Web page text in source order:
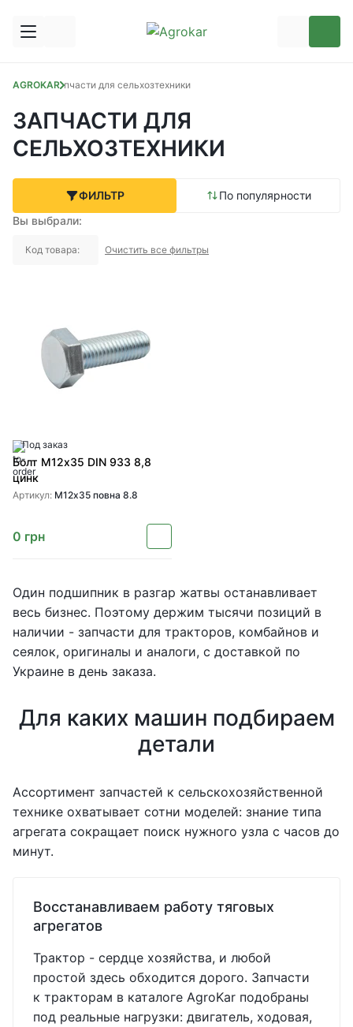
AGROKARЗапчасти для сельхозтехники
ЗАПЧАСТИ ДЛЯ
СЕЛЬХОЗТЕХНИКИ
ФИЛЬТР
По популярности
Вы выбрали:
Код товара: Очистить все фильтры
Под заказ
Болт М12х35 DIN 933 8,8
цинк
Артикул: М12х35 повна 8.8
0 грн
Один подшипник в разгар жатвы останавливает
весь бизнес. Поэтому держим тысячи позиций в
наличии - запчасти для тракторов, комбайнов и
сеялок, оригиналы и аналоги, с доставкой по
Украине в день заказа.
Для каких машин подбираем
детали
Ассортимент запчастей к сельскохозяйственной
технике охватывает сотни моделей: знание типа
агрегата сокращает поиск нужного узла с часов до
минут.
Восстанавливаем работу тяговых
агрегатов
Трактор - сердце хозяйства, и любой
простой здесь обходится дорого. Запчасти
к тракторам в каталоге AgroKar подобраны
под реальные нагрузки: двигатель, ходовая,